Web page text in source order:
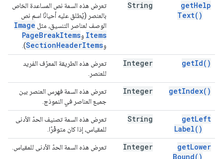
getHelp
Text( )
String
تعرض هذه السمة نص المساعدة الخاص
بالعنصر (يُطلق عليه أحيانًا اسم نص
الوصف لعناصر التنسيق، مثل Image
Items و PageBreakItems
و SectionHeaderItems
).
getId( )
Integer
تعرض هذه الطريقة المعرّف الفريد
للعنصر.
getIndex( )
Integer
تعرض هذه السمة فهرس العنصر بين
جميع العناصر في النموذج.
getLeft
Label( )
String
تعرض هذه السمة تصنيف الحدّ الأدنى
للمقياس، إذا كان متوفّرًا.
getLower
Bound( )
Integer تعرض هذه السمة الحدّ الأدنى للمقياس.